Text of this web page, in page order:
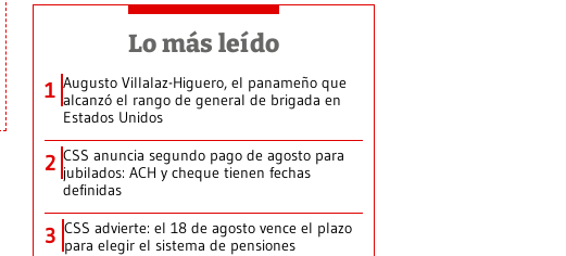
Lo más leído
1 Augusto Villalaz-Higuero, el panameño que
alcanzó el rango de general de brigada en
Estados Unidos
2 CSS anuncia segundo pago de agosto para
jubilados: ACH y cheque tienen fechas
definidas
3 CSS advierte: el 18 de agosto vence el plazo
para elegir el sistema de pensiones